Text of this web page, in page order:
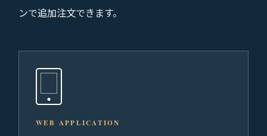
ンで追加注文できます。
WEB APPLICATION